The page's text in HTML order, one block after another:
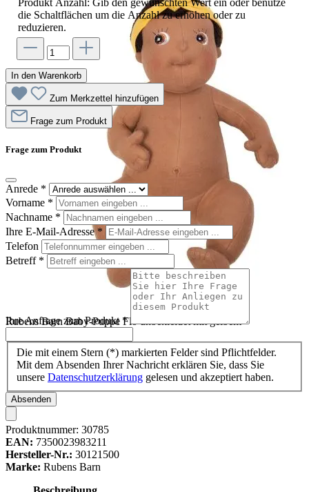
Rubens Barn Baby-Puppe Flo unbekleidet mit gelbem
die Schaltflächen um die Anzahl zu erhöhen oder zu
reduzieren.
In den Warenkorb
Zum Merkzettel hinzufügen
Frage zum Produkt
Frage zum Produkt
Anrede *
Vorname *
Nachname *
Ihre E-Mail-Adresse*
Telefon
Betreff *
Ihre Anfrage zum Produkt *
Die mit einem Stern (*) markierten Felder sind Pflichtfelder.
Mit dem Absenden Ihrer Nachricht erklären Sie, dass Sie
unsere Datenschutzerklärung gelesen und akzeptiert haben.
Absenden
Produktnummer: 30785
EAN: 7350023983211
Hersteller-Nr.: 30121500
Marke: Rubens Barn